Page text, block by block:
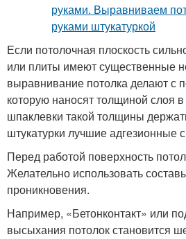
Если потолочная плоскость
или плиты имеют существенные
выравнивание потолка делают с
которую наносят толщиной слоя
шпаклевки такой толщины
штукатурки лучшие адгезионные
Перед работой поверхность
Желательно использовать
проникновения.
Например, «Бетонконтакт» или
высыхания потолок становится